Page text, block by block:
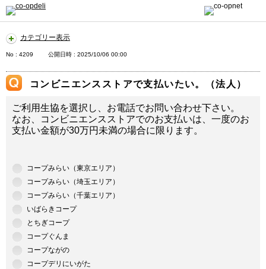
カテゴリー表示
No : 4209 公開日時 : 2025/10/06 00:00
コンビニエンスストアで支払いたい。（法人）
ご利用生協を選択し、お電話でお問い合わせ下さい。
なお、コンビニエンスストアでのお支払いは、一度のお
支払い金額が30万円未満の場合に限ります。
コープみらい（東京エリア）
コープみらい（埼玉エリア）
コープみらい（千葉エリア）
いばらきコープ
とちぎコープ
コープぐんま
コープながの
コープデリにいがた